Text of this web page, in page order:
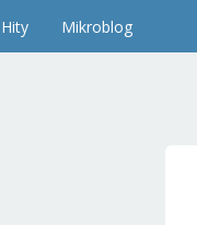
Hity Mikroblog